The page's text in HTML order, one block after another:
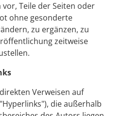
Teile der Seiten oder
ohne gesonderte
zu ergänzen, zu
zeitweise
Verweisen auf
die außerhalb